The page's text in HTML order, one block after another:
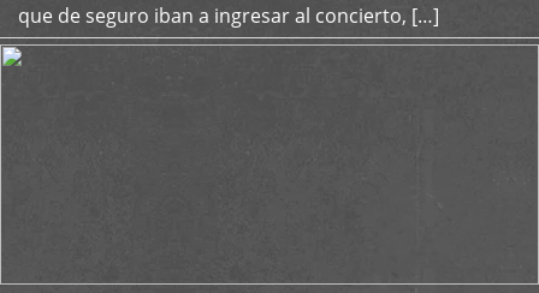
que de seguro iban a ingresar al concierto, […]